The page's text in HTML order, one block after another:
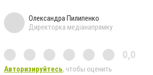
Олександра Пилипенко
Директорка медіанапрямку
0,0
Авторизируйтесь, чтобы оценить